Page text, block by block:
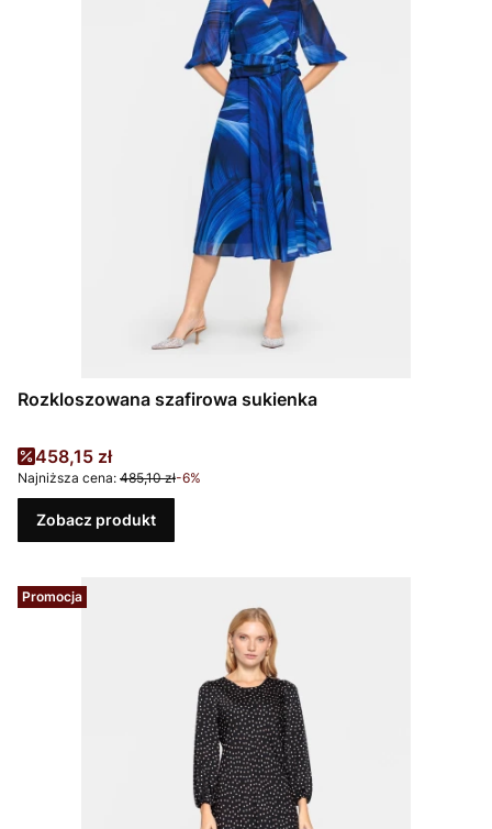
Rozkloszowana szafirowa sukienka
Cena promocyjna
458,15 zł
Najniższa cena: 485,10 zł-6%
Zobacz produkt
Promocja